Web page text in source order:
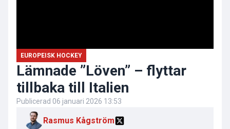
EUROPEISK HOCKEY
Lämnade ”Löven” – flyttar
tillbaka till Italien
Publicerad 06 januari 2026 13:53
Rasmus Kågström